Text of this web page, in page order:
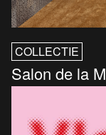
COLLECTIE
Salon de la